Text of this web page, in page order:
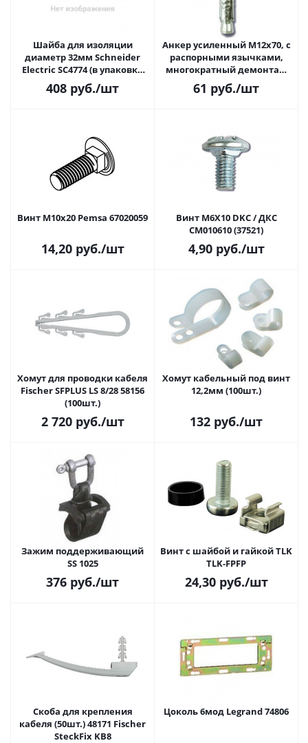
Шайба для изоляции
диаметр 32мм Schneider
Electric SC4774 (в упаковке
20штук)
408 руб./шт
Анкер усиленный М12x70, с
распорными язычками,
многократный демонтаж
DKC / ДКС CM451275
61 руб./шт
Винт M10х20 Pemsa 67020059
14,20руб./шт
Винт M6X10 DKC / ДКС
CM010610 (37521)
4,90руб./шт
Хомут для проводки кабеля
Fischer SFPLUS LS 8/28 58156
(100шт.)
2 720руб./шт
Хомут кабельный под винт
12,2мм (100шт.)
132 руб./шт
Зажим поддерживающий
SS 1025
376 руб./шт
Винт с шайбой и гайкой TLK
TLK-FPFP
24,30руб./шт
Скоба для крепления
кабеля (50шт.) 48171 Fischer
SteckFix KB8
Цоколь 6мод Legrand 74806